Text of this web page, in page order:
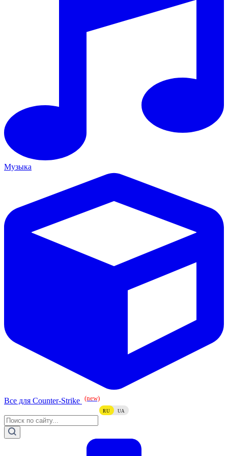
Музыка
Все для Counter-Strike (new)
RU UA